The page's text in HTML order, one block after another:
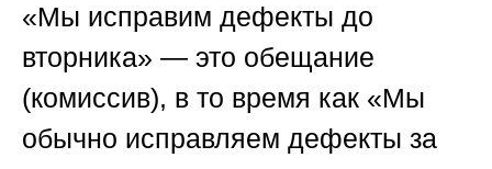
«Мы исправим дефекты до
вторника» — это обещание
(комиссив), в то время как «Мы
обычно исправляем дефекты за